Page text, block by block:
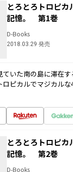
とろとろトロピ
記憶。 第1巻
D-Books
2018.03.29 発売
ていた南の島に滞在
ロピカルでマジカル
とろとろトロピ
記憶。 第2巻
D-Books